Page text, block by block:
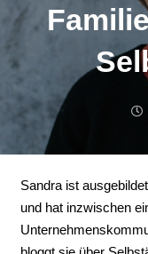
Sandra ist
und hat inzwischen